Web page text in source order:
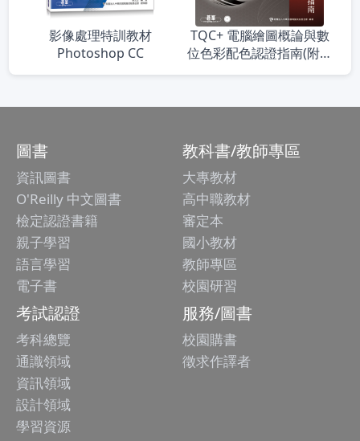
影像處理特訓教材
Photoshop CC
TQC+ 電腦繪圖概論與數
位色彩配色認證指南(附題
目練習系統)
圖書
資訊圖書
O'Reilly 中文圖書
檢定認證書籍
親子學習
語言學習
電子書
教科書/教師專區
大專教材
高中職教材
審定本
國小教材
教師專區
校園研習
考試認證
考科總覽
通識領域
資訊領域
設計領域
學習資源
服務/圖書
校園購書
徵求作譯者